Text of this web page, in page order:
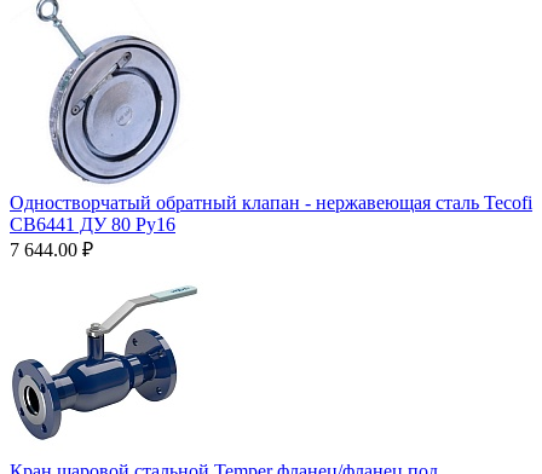
Одностворчатый обратный клапан - нержавеющая сталь Tecofi
CB6441 ДУ 80 Ру16
7 644.00 ₽